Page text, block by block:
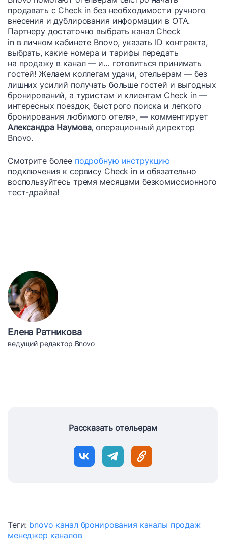
продавать с Check in без необходимости ручного
внесения и дублирования информации в ОТА.
Партнеру достаточно выбрать канал Check
in в личном кабинете Bnovo, указать ID контракта,
выбрать, какие номера и тарифы передать
на продажу в канал — и… готовиться принимать
гостей! Желаем коллегам удачи, отельерам — без
лишних усилий получать больше гостей и выгодных
бронирований, а туристам и клиентам Check in —
интересных поездок, быстрого поиска и легкого
бронирования любимого отеля», — комментирует
Александра Наумова, операционный директор
Bnovo.
Смотрите более подробную инструкцию
подключения к сервису Check in и обязательно
воспользуйтесь тремя месяцами безкомиссионного
тест-драйва!
Елена Ратникова
ведущий редактор Bnovo
Рассказать отельерам
Теги: bnovo канал бронирования каналы продаж
менеджер каналов